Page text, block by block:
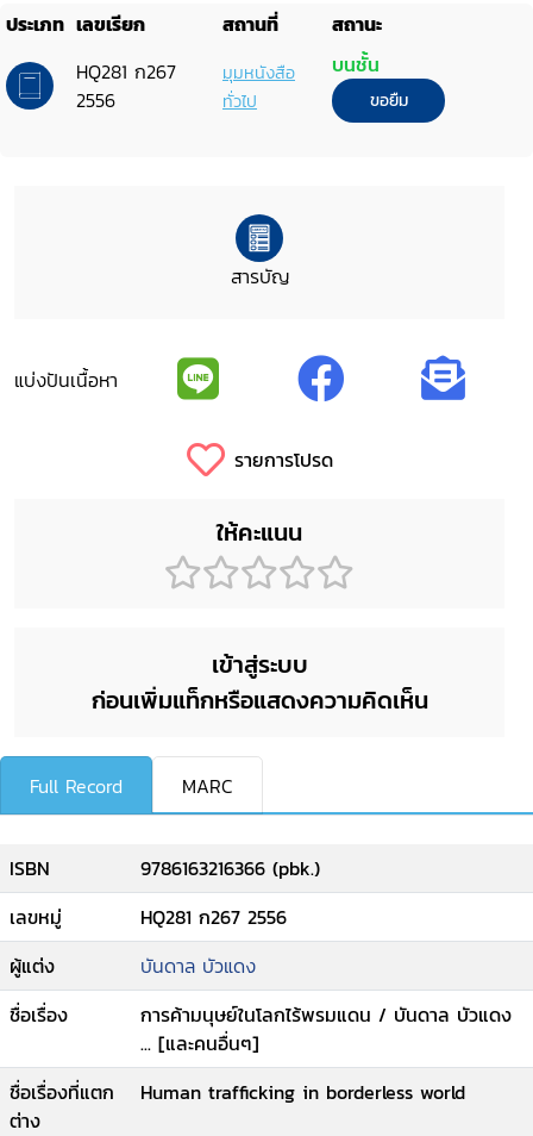
ประเภท เลขเรียก สถานที่
สถานะ
HQ281 ก267
2556
มุมหนังสือ
ทั่วไป
บนชั้น
ขอยืม
สารบัญ
แบ่งปันเนื้อหา
รายการโปรด
ให้คะแนน
เข้าสู่ระบบ
ก่อนเพิ่มแท็กหรือแสดงความคิดเห็น
Full Record MARC
ISBN
9786163216366 (pbk.)
เลขหมู่
HQ281 ก267 2556
ผู้แต่ง
บันดาล บัวแดง
ชื่อเรื่อง
การค้ามนุษย์ในโลกไร้พรมแดน / บันดาล บัวแดง
... [และคนอื่นๆ]
ชื่อเรื่องที่แตก
ต่าง
Human trafficking in borderless world